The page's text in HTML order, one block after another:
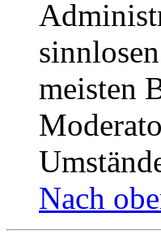
meisten
Nach